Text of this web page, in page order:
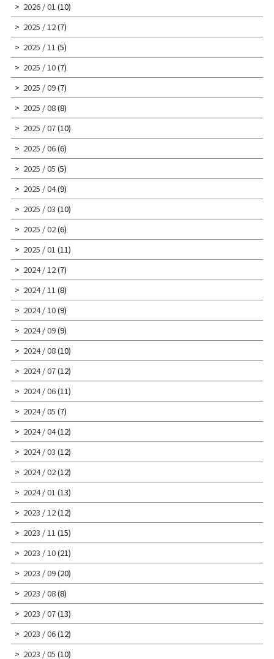
2026 / 01 (10)
2025 / 12(7)
2025 / 11 (5)
2025 / 10(7)
2025 / 09(7)
2025 / 08(8)
2025 / 07(10)
2025 / 06(6)
2025 / 05 (5)
2025 / 04(9)
2025 / 03 (10)
2025 / 02(6)
2025 / 01 (11)
2024 / 12(7)
2024 / 11 (8)
2024 / 10(9)
2024 / 09(9)
2024 / 08(10)
2024 / 07(12)
2024 / 06(11)
2024 / 05 (7)
2024 / 04(12)
2024 / 03 (12)
2024 / 02(12)
2024 / 01 (13)
2023 / 12(12)
2023 / 11 (15)
2023 / 10(21)
2023 / 09(20)
2023 / 08(8)
2023 / 07(13)
2023 / 06(12)
2023 / 05 (10)